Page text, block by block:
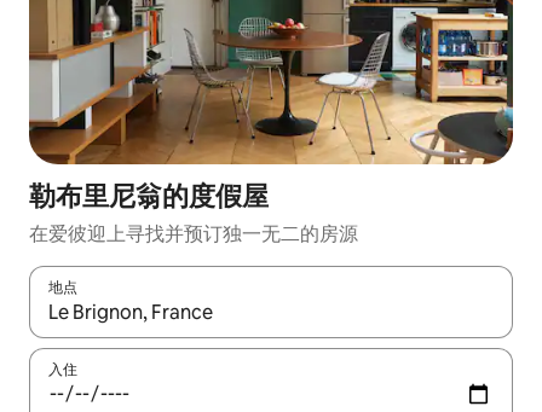
勒布里尼翁的度假屋
在爱彼迎上寻找并预订独一无二的房源
地点
如有搜索结果，请使用上下方向键查看，或通过点击或滑动手势
入住